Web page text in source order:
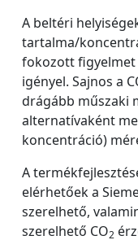
A beltéri
tartalma/
fokozott
igényel. Sajnos a
drágább műszaki
alternatívaként
koncentráció)
A
elérhetőek a
szerelhető,
szerelhető CO2